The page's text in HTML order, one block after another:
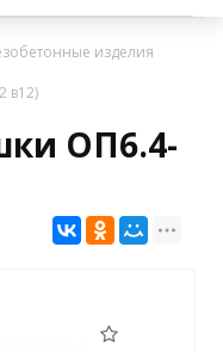
изделия
в12)
ОП6.4-